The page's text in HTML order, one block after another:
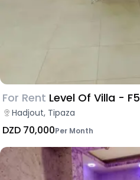
For Rent Level Of Villa - F5
Hadjout, Tipaza
DZD 70,000Per Month